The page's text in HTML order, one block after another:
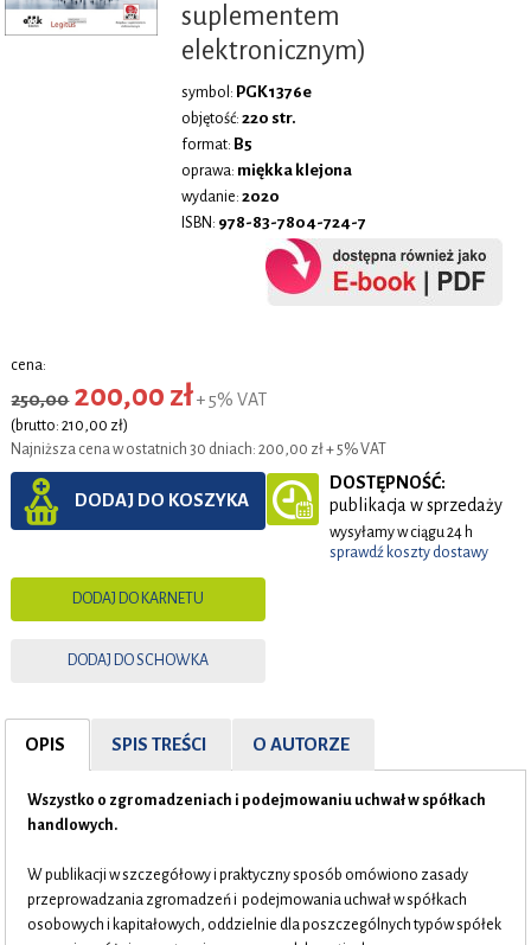
suplementem
elektronicznym)
symbol: PGK1376e
objętość: 220 str.
format: B5
oprawa: miękka klejona
wydanie: 2020
ISBN: 978-83-7804-724-7
cena:
250,00200,00 zł+ 5% VAT
(brutto: 210,00 zł)
Najniższa cena w ostatnich 30 dniach: 200,00 zł + 5% VAT
DODAJ DO KOSZYKA
DODAJ DO KARNETU
DODAJ DO SCHOWKA
DOSTĘPNOŚĆ:
publikacja w sprzedaży
wysyłamy w ciągu 24 h
sprawdź koszty dostawy
OPIS SPIS TREŚCI O AUTORZE
Wszystko o zgromadzeniach i podejmowaniu uchwał w spółkach
handlowych.
W publikacji w szczegółowy i praktyczny sposób omówiono zasady
przeprowadzania zgromadzeń i podejmowania uchwał w spółkach
osobowych i kapitałowych, oddzielnie dla poszczególnych typów spółek